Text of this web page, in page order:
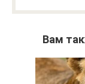
Вам